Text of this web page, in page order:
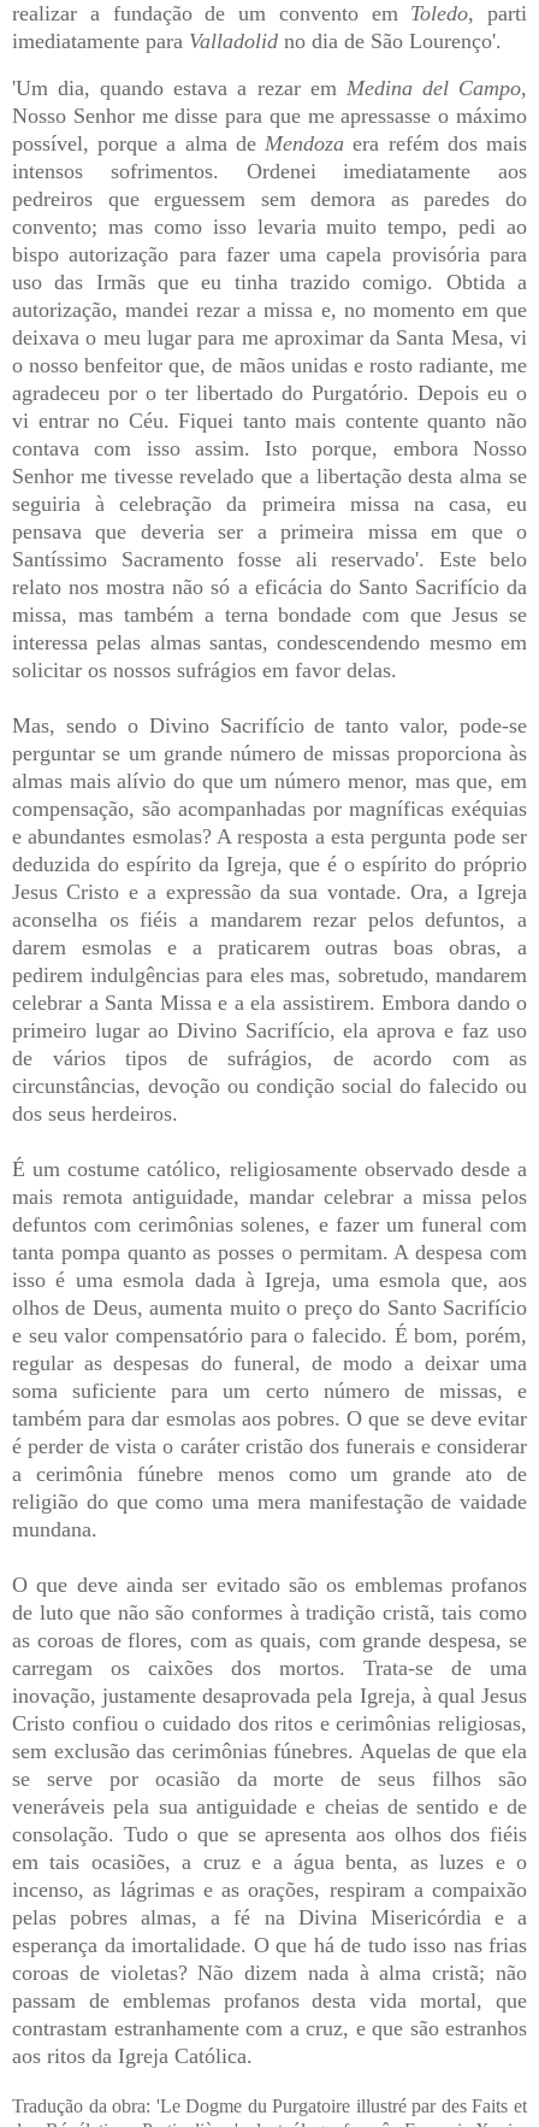
realizar a fundação de um convento em Toledo, parti
imediatamente para Valladolid no dia de São Lourenço'.
'Um dia, quando estava a rezar em Medina del Campo,
Nosso Senhor me disse para que me apressasse o máximo
possível, porque a alma deMendoza era refém dos mais
intensos sofrimentos. Ordenei imediatamente aos
pedreiros que erguessem sem demora as paredes do
convento; mas como isso levaria muito tempo, pedi ao
bispo autorização para fazer uma capela provisória para
uso das Irmãs que eu tinha trazido comigo. Obtida a
autorização, mandei rezar a missa e, no momento em que
deixava o meu lugar para me aproximar da Santa Mesa, vi
o nosso benfeitor que, de mãos unidas e rosto radiante, me
agradeceu por o ter libertado do Purgatório. Depois eu o
vi entrar no Céu. Fiquei tanto mais contente quanto não
contava com isso assim. Isto porque, embora Nosso
Senhor me tivesse revelado que a libertação desta alma se
seguiria à celebração da primeira missa na casa, eu
pensava que deveria ser a primeira missa em que o
Santíssimo Sacramento fosse ali reservado'. Este belo
relato nos mostra não só a eficácia do Santo Sacrifício da
missa, mas também a terna bondade com que Jesus se
interessa pelas almas santas, condescendendo mesmo em
solicitar os nossos sufrágios em favor delas.
Mas, sendo o Divino Sacrifício de tanto valor, pode-se
perguntar se um grande número de missas proporciona às
almas mais alívio do que um número menor, mas que, em
compensação, são acompanhadas por magníficas exéquias
e abundantes esmolas? A resposta a esta pergunta pode ser
deduzida do espírito da Igreja, que é o espírito do próprio
Jesus Cristo e a expressão da sua vontade. Ora, a Igreja
aconselha os fiéis a mandarem rezar pelos defuntos, a
darem esmolas e a praticarem outras boas obras, a
pedirem indulgências para eles mas, sobretudo, mandarem
celebrar a Santa Missa e a ela assistirem. Embora dando o
primeiro lugar ao Divino Sacrifício, ela aprova e faz uso
de vários tipos de sufrágios, de acordo com as
circunstâncias, devoção ou condição social do falecido ou
dos seus herdeiros.
É um costume católico, religiosamente observado desde a
mais remota antiguidade, mandar celebrar a missa pelos
defuntos com cerimônias solenes, e fazer um funeral com
tanta pompa quanto as posses o permitam. A despesa com
isso é uma esmola dada à Igreja, uma esmola que, aos
olhos de Deus, aumenta muito o preço do Santo Sacrifício
e seu valor compensatório para o falecido. É bom, porém,
regular as despesas do funeral, de modo a deixar uma
soma suficiente para um certo número de missas, e
também para dar esmolas aos pobres. O que se deve evitar
é perder de vista o caráter cristão dos funerais e considerar
a cerimônia fúnebre menos como um grande ato de
religião do que como uma mera manifestação de vaidade
mundana.
O que deve ainda ser evitado são os emblemas profanos
de luto que não são conformes à tradição cristã, tais como
as coroas de flores, com as quais, com grande despesa, se
carregam os caixões dos mortos. Trata-se de uma
inovação, justamente desaprovada pela Igreja, à qual Jesus
Cristo confiou o cuidado dos ritos e cerimônias religiosas,
sem exclusão das cerimônias fúnebres. Aquelas de que ela
se serve por ocasião da morte de seus filhos são
veneráveis pela sua antiguidade e cheias de sentido e de
consolação. Tudo o que se apresenta aos olhos dos fiéis
em tais ocasiões, a cruz e a água benta, as luzes e o
incenso, as lágrimas e as orações, respiram a compaixão
pelas pobres almas, a fé na Divina Misericórdia e a
esperança da imortalidade. O que há de tudo isso nas frias
coroas de violetas? Não dizem nada à alma cristã; não
passam de emblemas profanos desta vida mortal, que
contrastam estranhamente com a cruz, e que são estranhos
aos ritos da Igreja Católica.
Tradução da obra: 'Le Dogme du Purgatoire illustré par des Faits et